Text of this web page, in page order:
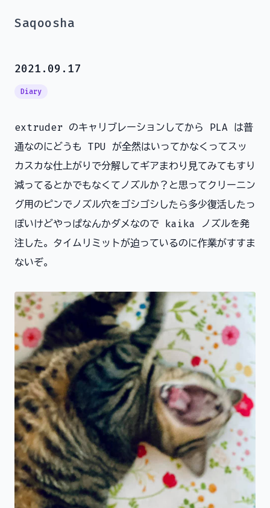
Saqoosha
2021.09.17
Diary
extruder のキャリブレーションしてから PLA は普
通なのにどうも TPU が全然はいってかなくってスッ
カスカな仕上がりで分解してギアまわり見てみてもすり
減ってるとかでもなくてノズルか？と思ってクリーニン
グ用のピンでノズル穴をゴシゴシしたら多少復活したっ
ぽいけどやっぱなんかダメなので kaika ノズルを発
注した。タイムリミットが迫っているのに作業がすすま
ないぞ。